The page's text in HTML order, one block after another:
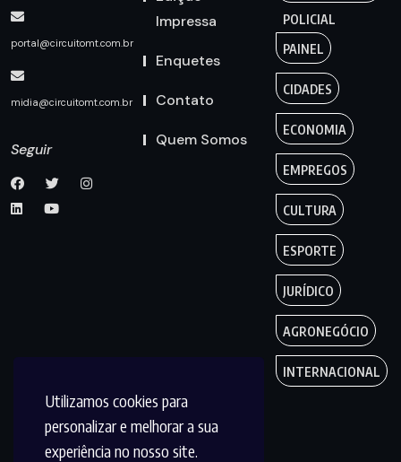
Utilizamos cookies para
personalizar e melhorar a sua
experiência no nosso site.
portal@circuitomt.com.br
midia@circuitomt.com.br
Seguir
Impressa
Enquetes
Contato
Quem Somos
POLICIAL
PAINEL
CIDADES
ECONOMIA
EMPREGOS
CULTURA
ESPORTE
JURÍDICO
AGRONEGÓCIO
INTERNACIONAL